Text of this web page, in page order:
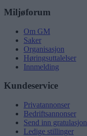
Miljøforum
Om GM
Saker
Organisasjon
Høringsuttalelser
Innmelding
Kundeservice
Privatannonser
Bedriftsannonser
Send inn gratulasjon
Ledige stillinger